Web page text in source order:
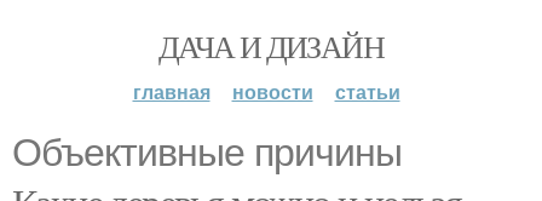
ДАЧА И ДИЗАЙН
главная новости статьи
Объективные причины